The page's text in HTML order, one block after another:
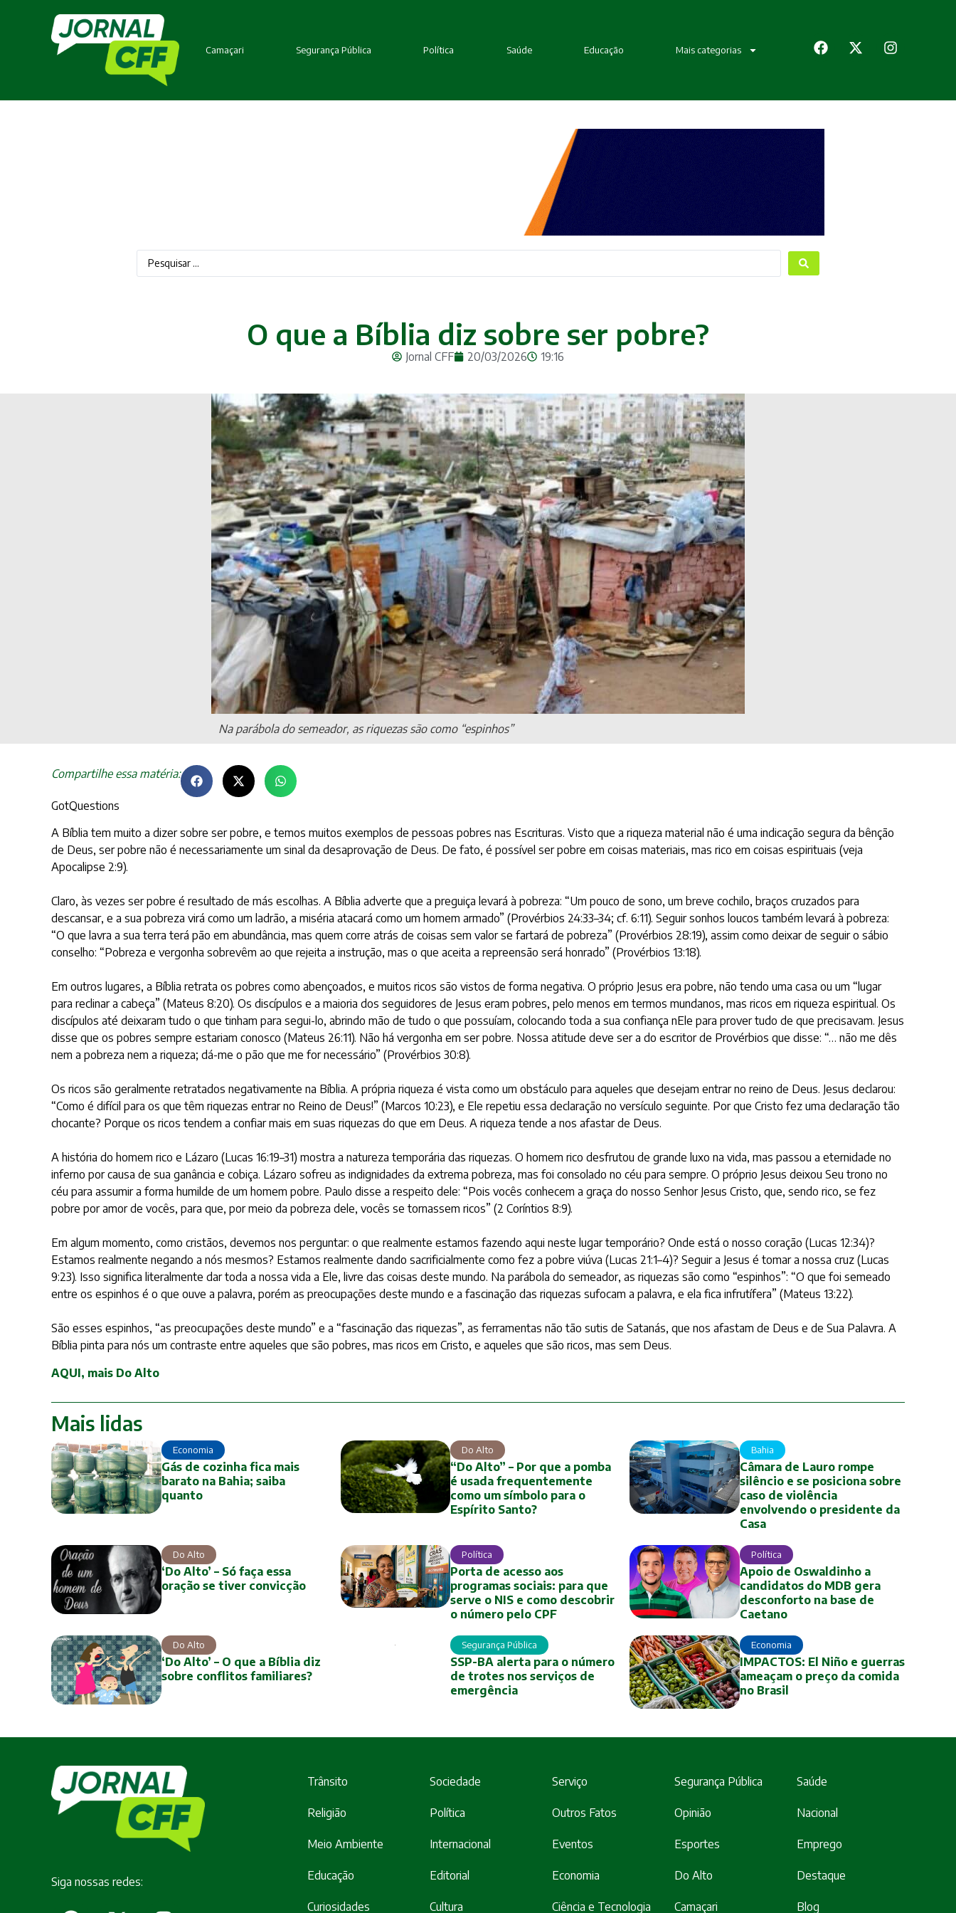
Camaçari Segurança Pública Política Saúde Educação Mais categorias
O que a Bíblia diz sobre ser pobre?
Jornal CFF 20/03/2026 19:16
Na parábola do semeador, as riquezas são como “espinhos”
Compartilhe essa matéria:
GotQuestions
A Bíblia tem muito a dizer sobre ser pobre, e temos muitos exemplos de pessoas pobres nas Escrituras. Visto que a riqueza material não é uma indicação segura da bênção
de Deus, ser pobre não é necessariamente um sinal da desaprovação de Deus. De fato, é possível ser pobre em coisas materiais, mas rico em coisas espirituais (veja
Apocalipse 2:9).
Claro, às vezes ser pobre é resultado de más escolhas. A Bíblia adverte que a preguiça levará à pobreza: “Um pouco de sono, um breve cochilo, braços cruzados para
descansar, e a sua pobreza virá como um ladrão, a miséria atacará como um homem armado” (Provérbios 24:33–34; cf. 6:11). Seguir sonhos loucos também levará à pobreza:
“O que lavra a sua terra terá pão em abundância, mas quem corre atrás de coisas sem valor se fartará de pobreza” (Provérbios 28:19), assim como deixar de seguir o sábio
conselho: “Pobreza e vergonha sobrevêm ao que rejeita a instrução, mas o que aceita a repreensão será honrado” (Provérbios 13:18).
Em outros lugares, a Bíblia retrata os pobres como abençoados, e muitos ricos são vistos de forma negativa. O próprio Jesus era pobre, não tendo uma casa ou um “lugar
para reclinar a cabeça” (Mateus 8:20). Os discípulos e a maioria dos seguidores de Jesus eram pobres, pelo menos em termos mundanos, mas ricos em riqueza espiritual. Os
discípulos até deixaram tudo o que tinham para segui-lo, abrindo mão de tudo o que possuíam, colocando toda a sua confiança nEle para prover tudo de que precisavam. Jesus
disse que os pobres sempre estariam conosco (Mateus 26:11). Não há vergonha em ser pobre. Nossa atitude deve ser a do escritor de Provérbios que disse: “… não me dês
nem a pobreza nem a riqueza; dá-me o pão que me for necessário” (Provérbios 30:8).
Os ricos são geralmente retratados negativamente na Bíblia. A própria riqueza é vista como um obstáculo para aqueles que desejam entrar no reino de Deus. Jesus declarou:
“Como é difícil para os que têm riquezas entrar no Reino de Deus!” (Marcos 10:23), e Ele repetiu essa declaração no versículo seguinte. Por que Cristo fez uma declaração tão
chocante? Porque os ricos tendem a confiar mais em suas riquezas do que em Deus. A riqueza tende a nos afastar de Deus.
A história do homem rico e Lázaro (Lucas 16:19–31) mostra a natureza temporária das riquezas. O homem rico desfrutou de grande luxo na vida, mas passou a eternidade no
inferno por causa de sua ganância e cobiça. Lázaro sofreu as indignidades da extrema pobreza, mas foi consolado no céu para sempre. O próprio Jesus deixou Seu trono no
céu para assumir a forma humilde de um homem pobre. Paulo disse a respeito dele: “Pois vocês conhecem a graça do nosso Senhor Jesus Cristo, que, sendo rico, se fez
pobre por amor de vocês, para que, por meio da pobreza dele, vocês se tornassem ricos” (2 Coríntios 8:9).
Em algum momento, como cristãos, devemos nos perguntar: o que realmente estamos fazendo aqui neste lugar temporário? Onde está o nosso coração (Lucas 12:34)?
Estamos realmente negando a nós mesmos? Estamos realmente dando sacrificialmente como fez a pobre viúva (Lucas 21:1–4)? Seguir a Jesus é tomar a nossa cruz (Lucas
9:23). Isso significa literalmente dar toda a nossa vida a Ele, livre das coisas deste mundo. Na parábola do semeador, as riquezas são como “espinhos”: “O que foi semeado
entre os espinhos é o que ouve a palavra, porém as preocupações deste mundo e a fascinação das riquezas sufocam a palavra, e ela fica infrutífera” (Mateus 13:22).
São esses espinhos, “as preocupações deste mundo” e a “fascinação das riquezas”, as ferramentas não tão sutis de Satanás, que nos afastam de Deus e de Sua Palavra. A
Bíblia pinta para nós um contraste entre aqueles que são pobres, mas ricos em Cristo, e aqueles que são ricos, mas sem Deus.
AQUI, mais Do Alto
Mais lidas
Economia
Gás de cozinha fica mais
barato na Bahia; saiba
quanto
Do Alto
“Do Alto” – Por que a pomba
é usada frequentemente
como um símbolo para o
Espírito Santo?
Bahia
Câmara de Lauro rompe
silêncio e se posiciona sobre
caso de violência
envolvendo o presidente da
Casa
Do Alto
‘Do Alto’ – Só faça essa
oração se tiver convicção
Política
Porta de acesso aos
programas sociais: para que
serve o NIS e como descobrir
o número pelo CPF
Política
Apoio de Oswaldinho a
candidatos do MDB gera
desconforto na base de
Caetano
Do Alto
‘Do Alto’ – O que a Bíblia diz
sobre conflitos familiares?
Segurança Pública
SSP-BA alerta para o número
de trotes nos serviços de
emergência
Economia
IMPACTOS: El Niño e guerras
ameaçam o preço da comida
no Brasil
Siga nossas redes:
Trânsito Sociedade Serviço Segurança Pública Saúde
Religião Política Outros Fatos Opinião Nacional
Meio Ambiente Internacional Eventos Esportes Emprego
Educação Editorial Economia Do Alto Destaque
Curiosidades Cultura Ciência e Tecnologia Camaçari Blog